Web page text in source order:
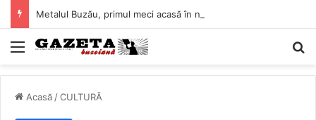
Mediu
Acasă /CULTURĂ